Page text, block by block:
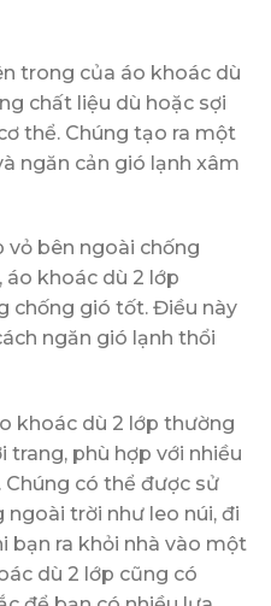
trong của áo khoác dù
chất liệu dù hoặc sợi
thể. Chúng tạo ra một
ngăn cản gió lạnh xâm
vỏ bên ngoài chống
áo khoác dù 2 lớp
chống gió tốt. Điều này
ngăn gió lạnh thổi
khoác dù 2 lớp thường
phù hợp với nhiều
có thể được sử
trời như leo núi, đi
bạn ra khỏi nhà vào một
dù 2 lớp cũng có